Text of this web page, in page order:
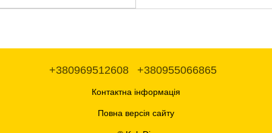
+380969512608 +380955066865
Контактна інформація
Повна версія сайту